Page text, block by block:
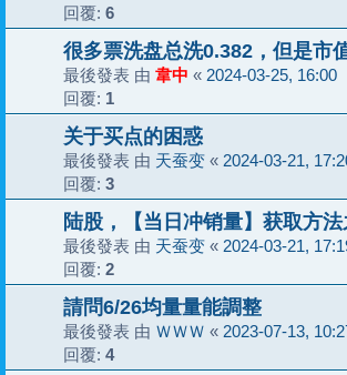
回覆: 6
很多票洗盘总洗0.382，但是市
最後發表 由 韋中 « 2024-03-25, 16:00
回覆: 1
关于买点的困惑
最後發表 由 天蚕变 « 2024-03-21,
回覆: 3
陆股，【当日冲销量】获取方
最後發表 由 天蚕变 « 2024-03-21,
回覆: 2
請問6/26均量量能調整
最後發表 由 ＷＷＷ « 2023-07-13,
回覆: 4